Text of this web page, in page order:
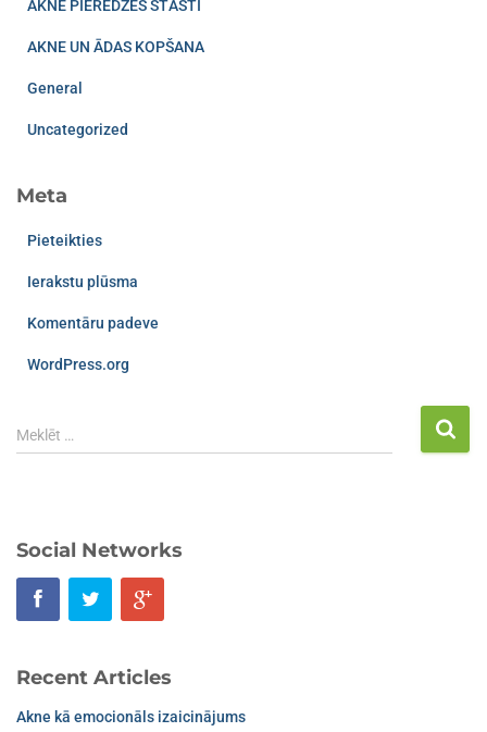
AKNE PIEREDZES STĀSTI
AKNE UN ĀDAS KOPŠANA
General
Uncategorized
Meta
Pieteikties
Ierakstu plūsma
Komentāru padeve
WordPress.org
Meklēt …
Social Networks
Recent Articles
Akne kā emocionāls izaicinājums